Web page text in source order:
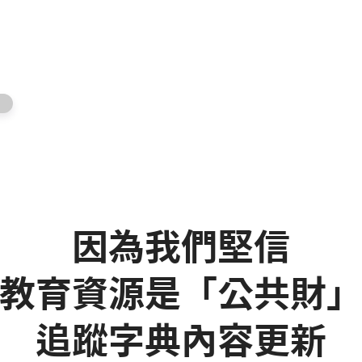
因為我們堅信
教育資源是「公共財」
追蹤字典內容更新